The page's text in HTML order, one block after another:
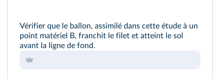
Vérifier que le ballon, assimilé dans cette étude à un
point matériel B, franchit le filet et atteint le sol
avant la ligne de fond.